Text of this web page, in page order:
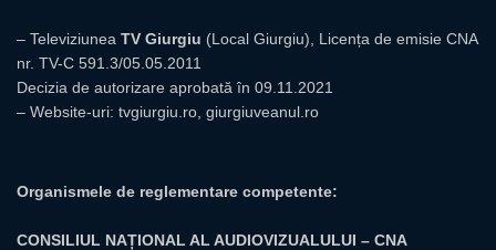
– Televiziunea TV Giurgiu (Local Giurgiu), Licența de emisie CNA
nr. TV-C 591.3/05.05.2011
Decizia de autorizare aprobată în 09.11.2021
– Website-uri: tvgiurgiu.ro giurgiuveanul.ro
Organismele de reglementare competente:
CONSILIUL NAȚIONAL AL AUDIOVIZUALULUI – CNA